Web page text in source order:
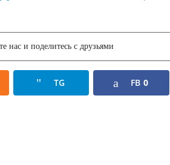
нас и поделитесь с друзьями
TG FB 0